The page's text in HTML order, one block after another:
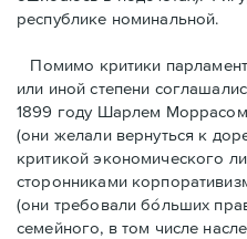
республике номинальной.
Помимо критики
или иной степени
1899 году Шарлем Моррасом
(они желали вернуться к
критикой экономического
сторонниками
(они требовали бóльших
семейного, в том числе